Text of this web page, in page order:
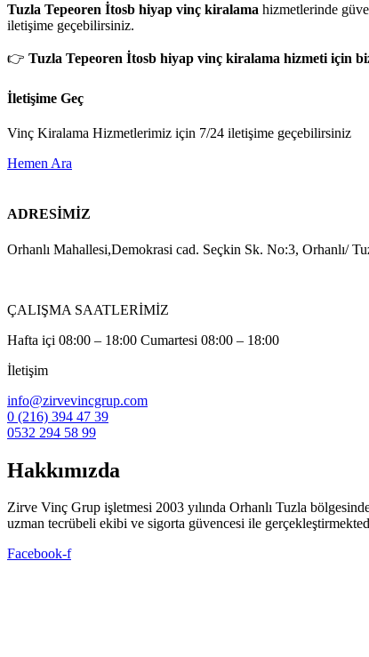
Tuzla Tepeoren İtosb hiyap vinç kiralama hizmetlerinde
iletişime geçebilirsiniz.
👉 Tuzla Tepeoren İtosb hiyap vinç kiralama hizmeti için
İletişime Geç
Vinç Kiralama Hizmetlerimiz için 7/24 iletişime geçebilirsiniz
Hemen Ara
ADRESİMİZ
Orhanlı Mahallesi,Demokrasi cad. Seçkin Sk. No:3, Orhanlı/
ÇALIŞMA SAATLERİMİZ
Hafta içi 08:00 – 18:00 Cumartesi 08:00 – 18:00
İletişim
info@zirvevincgrup.com
0 (216) 394 47 39
0532 294 58 99
Hakkımızda
Zirve Vinç Grup işletmesi 2003 yılında Orhanlı Tuzla
uzman tecrübeli ekibi ve sigorta güvencesi ile
Facebook-f